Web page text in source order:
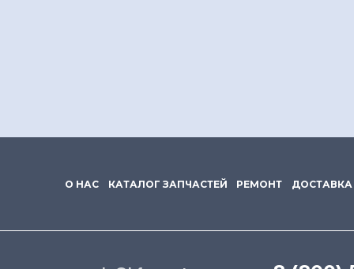
О НАС КАТАЛОГ ЗАПЧАСТЕЙ РЕМОНТ ДОСТАВКА